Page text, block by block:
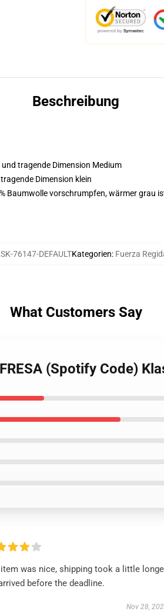
Beschreibung
tragende Dimension Medium
Dimension klein
Baumwolle vorschrumpfen, wärmer grau
76147-DEFAULTKategorien: Fuerza
What Customers Say
(Spotify Code)
was nice, shipping took a little
before the deadline.
Nov 28,